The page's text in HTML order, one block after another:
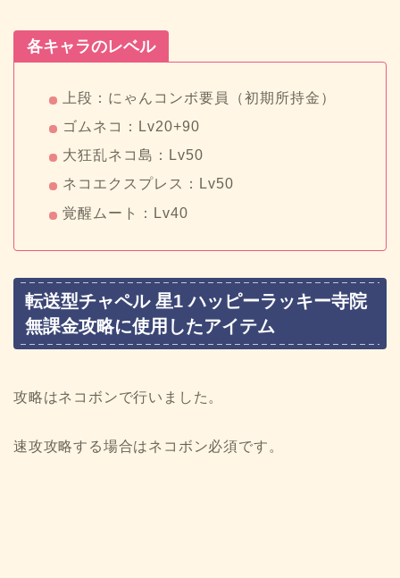
各キャラのレベル
上段：にゃんコンボ要員（初期所持金）
ゴムネコ：Lv20+90
大狂乱ネコ島：Lv50
ネコエクスプレス：Lv50
覚醒ムート：Lv40
転送型チャペル 星1 ハッピーラッキー寺院
無課金攻略に使用したアイテム
攻略はネコボンで行いました。
速攻攻略する場合はネコボン必須です。